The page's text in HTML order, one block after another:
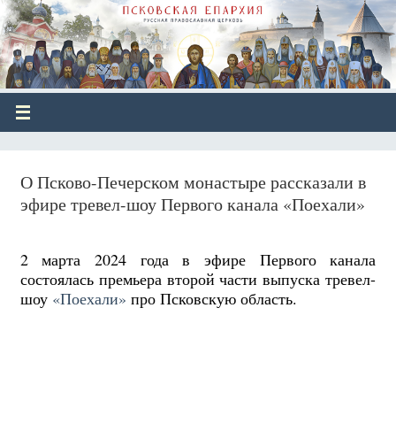
О Псково-Печерском монастыре рассказали в
эфире тревел-шоу Первого канала «Поехали»
2 марта 2024 года в эфире Первого канала
состоялась премьера второй части выпуска тревел-
шоу «Поехали» про Псковскую область.